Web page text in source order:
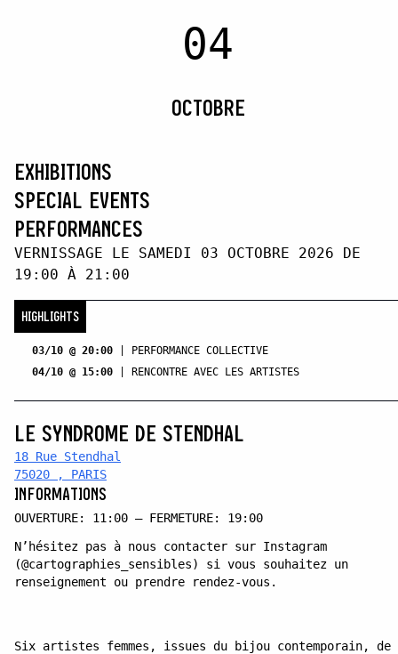
04
OCTOBRE
EXHIBITIONS
SPECIAL EVENTS
PERFORMANCES
VERNISSAGE LE SAMEDI 03 OCTOBRE 2026 DE
19:00 À 21:00
HIGHLIGHTS
03/10 @ 20:00
PERFORMANCE COLLECTIVE
04/10 @ 15:00
RENCONTRE AVEC LES ARTISTES
LE SYNDROME DE STENDHAL
18 Rue Stendhal
75020 , PARIS
INFORMATIONS
OUVERTURE: 11:00 — FERMETURE: 19:00
N’hésitez pas à nous contacter sur Instagram
(@cartographies_sensibles) si vous souhaitez un
renseignement ou prendre rendez-vous.
Six artistes femmes, issues du bijou contemporain, de